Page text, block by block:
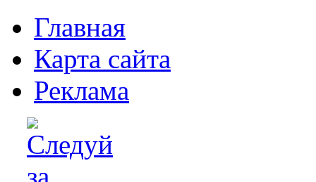
Главная
Карта сайта
Реклама